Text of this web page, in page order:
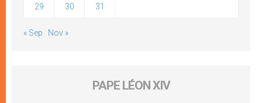
29 30 31
« Sep Nov »
PAPE LÉON XIV